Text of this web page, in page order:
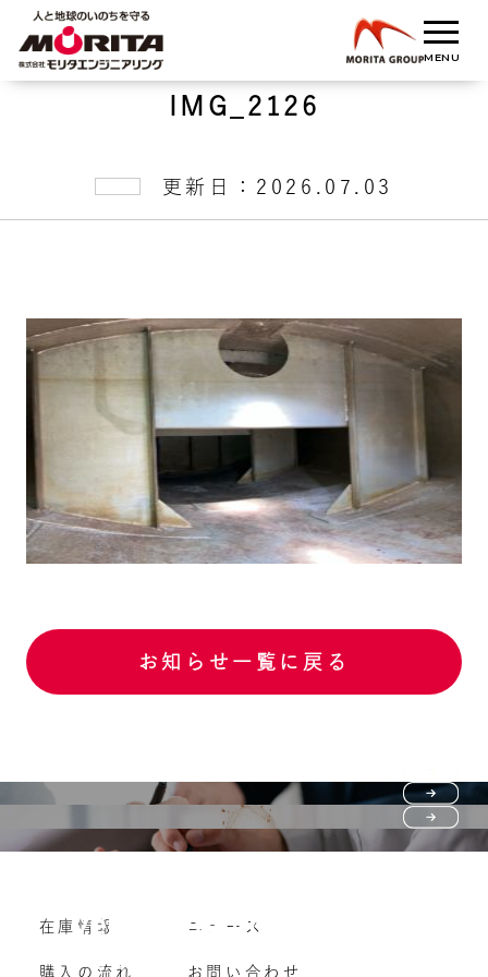
IMG_2126
更新日：2026.07.03
お知らせ一覧に戻る
購入の流れ
よくいただくご質問
Vehicle purchase
車両買い取り
在庫情報
購入の流れ
ニュース
お問い合わせ